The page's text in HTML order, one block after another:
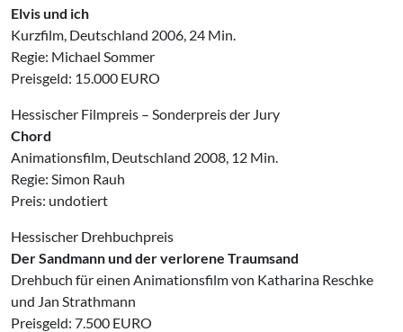
Elvis und ich
Kurzfilm, Deutschland 2006, 24 Min.
Regie: Michael Sommer
Preisgeld: 15.000 EURO
Hessischer Filmpreis – Sonderpreis der Jury
Chord
Animationsfilm, Deutschland 2008, 12 Min.
Regie: Simon Rauh
Preis: undotiert
Hessischer Drehbuchpreis
Der Sandmann und der verlorene Traumsand
Drehbuch für einen Animationsfilm von Katharina Reschke
und Jan Strathmann
Preisgeld: 7.500 EURO